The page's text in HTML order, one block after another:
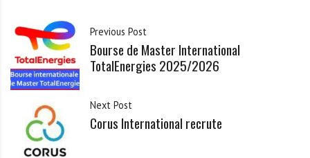
Previous Post
Bourse de Master International
TotalEnergies 2025/2026
Next Post
Corus International recrute